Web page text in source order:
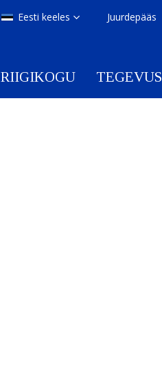
Juurdepääs
Eesti keeles
RIIGIKOGU TEGEVUS